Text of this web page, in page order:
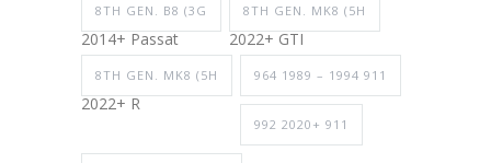
8TH GEN. B8 (3G
2014+ Passat
8TH GEN. MK8 (5H
2022+ GTI
8TH GEN. MK8 (5H
2022+ R
964 1989 – 1994 911
992 2020+ 911